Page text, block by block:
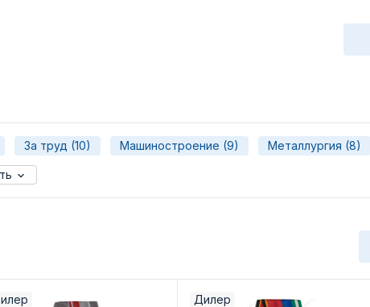
За труд (10) Машиностроение (9) Металлургия (8)
Дилер